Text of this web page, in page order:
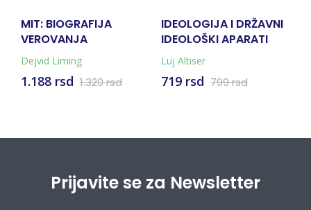
MIT: BIOGRAFIJA
VEROVANJA
Dejvid Liming
1.188 rsd 1.320 rsd
IDEOLOGIJA I DRŽAVNI
IDEOLOŠKI APARATI
Luj Altiser
719 rsd 799 rsd
Prijavite se za Newsletter